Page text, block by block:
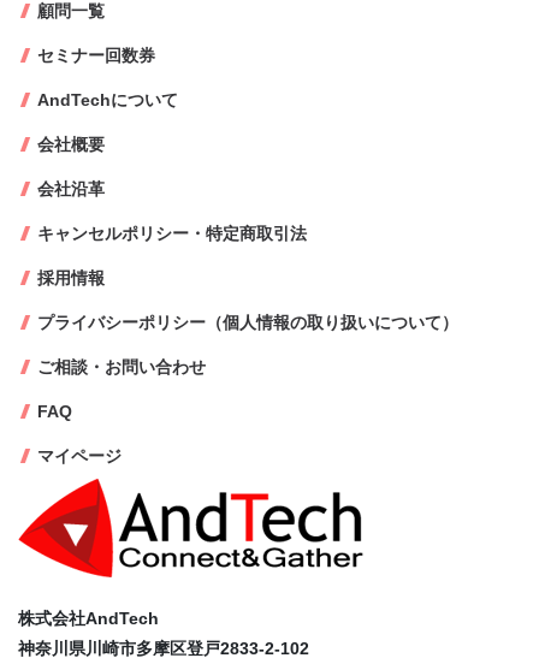
株式会社AndTech
神奈川県川崎市多摩区登戸2833-2-102
顧問一覧
セミナー回数券
AndTechについて
会社概要
会社沿革
キャンセルポリシー・特定商取引法
採用情報
プライバシーポリシー（個人情報の取り扱いについて）
ご相談・お問い合わせ
FAQ
マイページ